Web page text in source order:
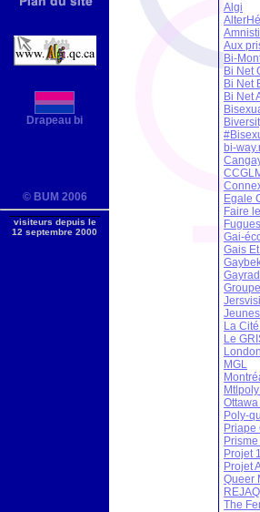
Drapeau bi
© BUM 2006
visiteurs depuis le
12 septembre 2000
Algi
Aux
Bi-
Bi Net
Bi Net
Bi Net
bi-
Egale
Faire
Fugues
Gai-
Gais
La
Le
MGL
Poly-
Priape
Projet
Projet
Queer
The